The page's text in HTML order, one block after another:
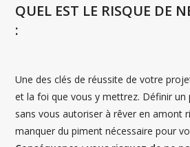
QUEL EST LE RISQUE DE
:
Une des clés de réussite de votre
et la foi que vous y mettrez. Définir
sans vous autoriser à rêver en amont
manquer du piment nécessaire pour